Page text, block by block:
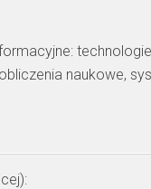
naukowe,